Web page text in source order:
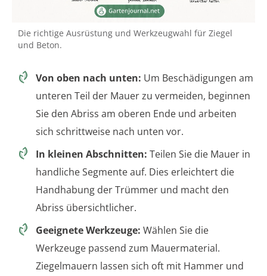
Die richtige Ausrüstung und Werkzeugwahl für Ziegel
und Beton.
Von oben nach unten: Um Beschädigungen am
unteren Teil der Mauer zu vermeiden, beginnen
Sie den Abriss am oberen Ende und arbeiten
sich schrittweise nach unten vor.
In kleinen Abschnitten: Teilen Sie die Mauer in
handliche Segmente auf. Dies erleichtert die
Handhabung der Trümmer und macht den
Abriss übersichtlicher.
Geeignete Werkzeuge: Wählen Sie die
Werkzeuge passend zum Mauermaterial.
Ziegelmauern lassen sich oft mit Hammer und